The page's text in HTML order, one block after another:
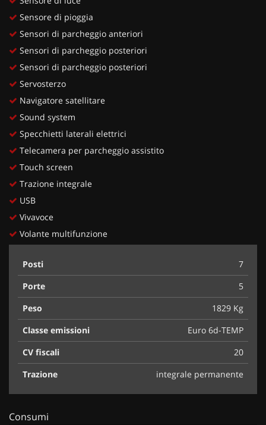
Sensore di pioggia
Sensori di parcheggio anteriori
Sensori di parcheggio posteriori
Sensori di parcheggio posteriori
Servosterzo
Navigatore satellitare
Sound system
Specchietti laterali elettrici
Telecamera per parcheggio assistito
Touch screen
Trazione integrale
USB
Vivavoce
Volante multifunzione
Posti
7
Porte
5
Peso
1829 Kg
Classe emissioni
Euro 6d-TEMP
CV fiscali
20
Trazione
integrale permanente
Consumi